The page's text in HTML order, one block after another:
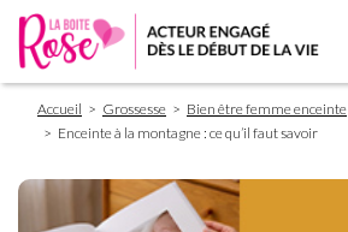
Fil
d'Ariane
Accueil Grossesse Bien être femme enceinte
Enceinte à la montagne : ce qu’il faut savoir